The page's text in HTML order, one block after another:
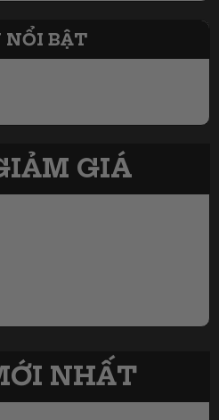
NỔI BẬT
GIÁ
NHẤT